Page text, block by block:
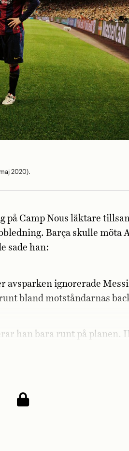
2020).
på Camp Nous läktare
Barça skulle möta
sade han:
avsparken ignorerade
bland motståndarnas
han bara runt på planen.